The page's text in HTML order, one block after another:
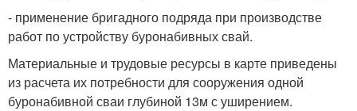
- применение бригадного подряда при производстве
работ по устройству буронабивных свай.
Материальные и трудовые ресурсы в карте приведены
из расчета их потребности для сооружения одной
буронабивной сваи глубиной 13м с уширением.